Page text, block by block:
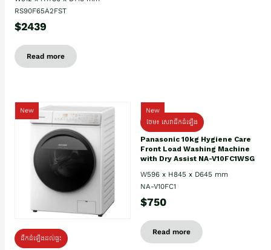
RS90F65A2FST
$2439
Read more
New
ដឹកដំឡើងដល់ផ្ទះ
New
ថែម៖ សេវាដឹកដំឡើង
Panasonic 10kg Hygiene Care
Front Load Washing Machine
with Dry Assist NA-V10FC1WSG
W596 x H845 x D645 mm
NA-V10FC1
$750
Read more